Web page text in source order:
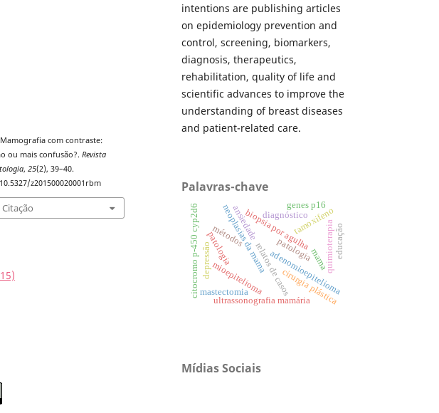
Mamografia com contraste:
ou mais confusão?.Revista
,25(2), 39–40.
z201500020001rbm
intentions are publishing articles
on epidemiology prevention and
control, screening, biomarkers,
diagnosis, therapeutics,
rehabilitation, quality of life and
scientific advances to improve the
understanding of breast diseases
and patient-related care.
Palavras-chave
adenomioepitelioma
mioepiteliomarelatos de casos
neoplasias da mama patologia
ultrassonografia mamária
métodos
patologia biopsia por agulha
mastectomia
mama
tamoxifeno
quimioterapia
diagnóstico
citocromo p-450 cyp2d6 genes p16
educação
cirurgia plástica
depressão
ansiedade
Mídias Sociais